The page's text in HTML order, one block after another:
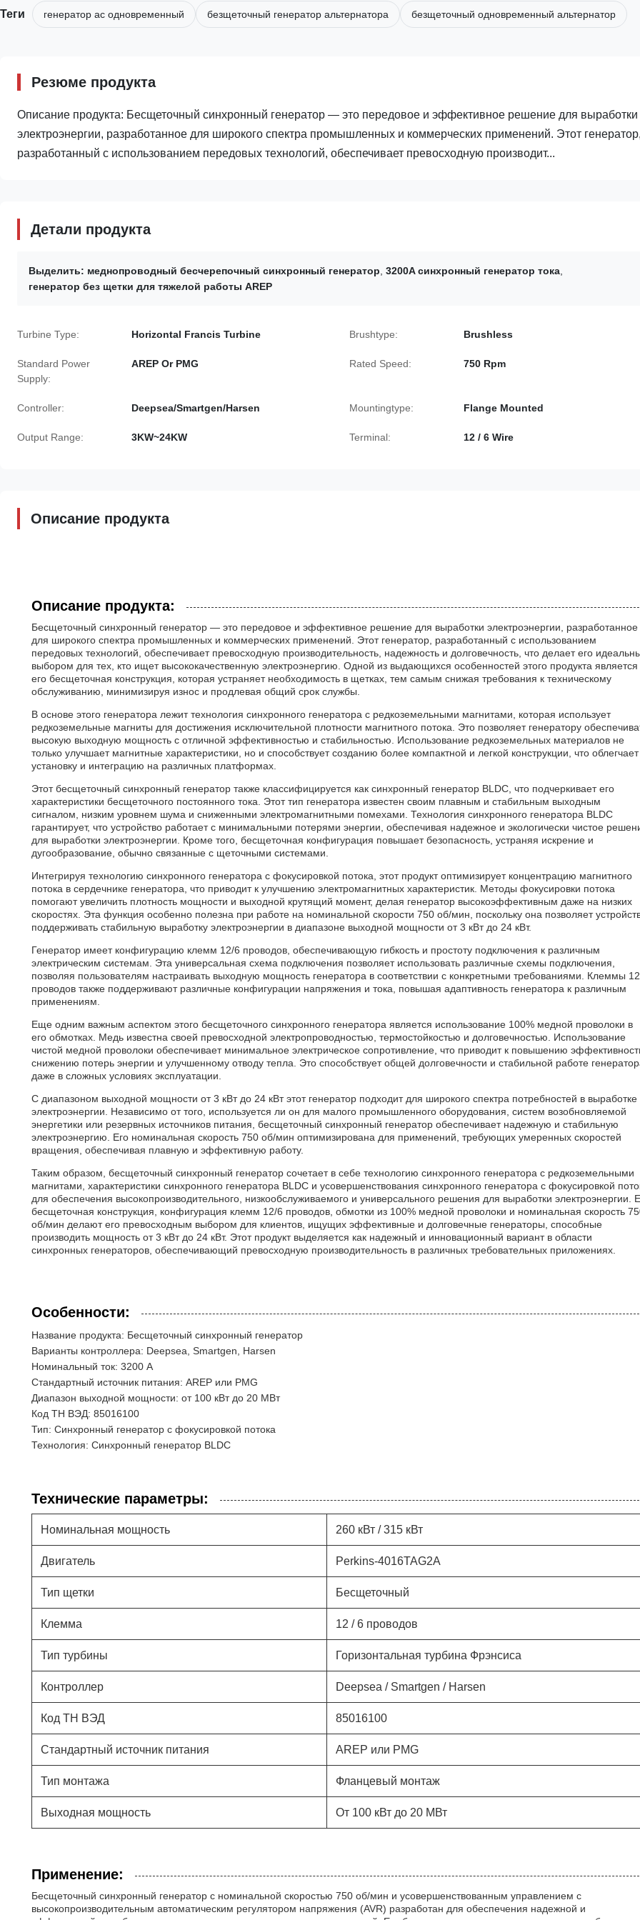
Теги генератор ac одновременный безщеточный генератор альтернатора безщеточный одновременный альтернатор
Резюме продукта
Описание продукта: Бесщеточный синхронный генератор — это передовое и эффективное решение для выработки
электроэнергии, разработанное для широкого спектра промышленных и коммерческих применений. Этот генератор,
разработанный с использованием передовых технологий, обеспечивает превосходную производит...
Детали продукта
Выделить: меднопроводный бесчерепочный синхронный генератор 3200A синхронный генератор тока
генератор без щетки для тяжелой работы AREP
Turbine Type: Horizontal Francis Turbine Brushtype: Brushless
Standard Power
Supply:
AREP Or PMG Rated Speed: 750 Rpm
Controller: Deepsea/Smartgen/Harsen Mountingtype: Flange Mounted
Output Range: 3KW~24KW Terminal: 12 / 6 Wire
Описание продукта
Описание продукта:
Бесщеточный синхронный генератор — это передовое и эффективное решение для выработки электроэнергии, разработанное
для широкого спектра промышленных и коммерческих применений. Этот генератор, разработанный с использованием
передовых технологий, обеспечивает превосходную производительность, надежность и долговечность, что делает его
выбором для тех, кто ищет высококачественную электроэнергию. Одной из выдающихся особенностей этого продукта является
его бесщеточная конструкция, которая устраняет необходимость в щетках, тем самым снижая требования к техническому
обслуживанию, минимизируя износ и продлевая общий срок службы.
В основе этого генератора лежит технология синхронного генератора с редкоземельными магнитами, которая использует
редкоземельные магниты для достижения исключительной плотности магнитного потока. Это позволяет генератору
высокую выходную мощность с отличной эффективностью и стабильностью. Использование редкоземельных материалов не
только улучшает магнитные характеристики, но и способствует созданию более компактной и легкой конструкции, что облегчает
установку и интеграцию на различных платформах.
Этот бесщеточный синхронный генератор также классифицируется как синхронный генератор BLDC, что подчеркивает его
характеристики бесщеточного постоянного тока. Этот тип генератора известен своим плавным и стабильным выходным
сигналом, низким уровнем шума и сниженными электромагнитными помехами. Технология синхронного генератора BLDC
гарантирует, что устройство работает с минимальными потерями энергии, обеспечивая надежное и экологически чистое
для выработки электроэнергии. Кроме того, бесщеточная конфигурация повышает безопасность, устраняя искрение и
дугообразование, обычно связанные с щеточными системами.
Интегрируя технологию синхронного генератора с фокусировкой потока, этот продукт оптимизирует концентрацию магнитного
потока в сердечнике генератора, что приводит к улучшению электромагнитных характеристик. Методы фокусировки потока
помогают увеличить плотность мощности и выходной крутящий момент, делая генератор высокоэффективным даже на низких
скоростях. Эта функция особенно полезна при работе на номинальной скорости 750 об/мин, поскольку она позволяет
поддерживать стабильную выработку электроэнергии в диапазоне выходной мощности от 3 кВт до 24 кВт.
Генератор имеет конфигурацию клемм 12/6 проводов, обеспечивающую гибкость и простоту подключения к различным
электрическим системам. Эта универсальная схема подключения позволяет использовать различные схемы подключения,
позволяя пользователям настраивать выходную мощность генератора в соответствии с конкретными требованиями. Клеммы
проводов также поддерживают различные конфигурации напряжения и тока, повышая адаптивность генератора к различным
применениям.
Еще одним важным аспектом этого бесщеточного синхронного генератора является использование 100% медной проволоки в
его обмотках. Медь известна своей превосходной электропроводностью, термостойкостью и долговечностью. Использование
чистой медной проволоки обеспечивает минимальное электрическое сопротивление, что приводит к повышению
снижению потерь энергии и улучшенному отводу тепла. Это способствует общей долговечности и стабильной работе
даже в сложных условиях эксплуатации.
С диапазоном выходной мощности от 3 кВт до 24 кВт этот генератор подходит для широкого спектра потребностей в выработке
электроэнергии. Независимо от того, используется ли он для малого промышленного оборудования, систем возобновляемой
энергетики или резервных источников питания, бесщеточный синхронный генератор обеспечивает надежную и стабильную
электроэнергию. Его номинальная скорость 750 об/мин оптимизирована для применений, требующих умеренных скоростей
вращения, обеспечивая плавную и эффективную работу.
Таким образом, бесщеточный синхронный генератор сочетает в себе технологию синхронного генератора с редкоземельными
магнитами, характеристики синхронного генератора BLDC и усовершенствования синхронного генератора с фокусировкой
для обеспечения высокопроизводительного, низкообслуживаемого и универсального решения для выработки электроэнергии.
бесщеточная конструкция, конфигурация клемм 12/6 проводов, обмотки из 100% медной проволоки и номинальная скорость
об/мин делают его превосходным выбором для клиентов, ищущих эффективные и долговечные генераторы, способные
производить мощность от 3 кВт до 24 кВт. Этот продукт выделяется как надежный и инновационный вариант в области
синхронных генераторов, обеспечивающий превосходную производительность в различных требовательных приложениях.
Особенности:
Название продукта: Бесщеточный синхронный генератор
Варианты контроллера: Deepsea, Smartgen, Harsen
Номинальный ток: 3200 А
Стандартный источник питания: AREP или PMG
Диапазон выходной мощности: от 100 кВт до 20 МВт
Код ТН ВЭД: 85016100
Тип: Синхронный генератор с фокусировкой потока
Технология: Синхронный генератор BLDC
Технические параметры:
Номинальная мощность 260 кВт / 315 кВт
Двигатель Perkins-4016TAG2A
Тип щетки Бесщеточный
Клемма 12 / 6 проводов
Тип турбины Горизонтальная турбина Фрэнсиса
Контроллер Deepsea / Smartgen / Harsen
Код ТН ВЭД 85016100
Стандартный источник питания AREP или PMG
Тип монтажа Фланцевый монтаж
Выходная мощность От 100 кВт до 20 МВт
Применение:
Бесщеточный синхронный генератор с номинальной скоростью 750 об/мин и усовершенствованным управлением с
высокопроизводительным автоматическим регулятором напряжения (AVR) разработан для обеспечения надежной и